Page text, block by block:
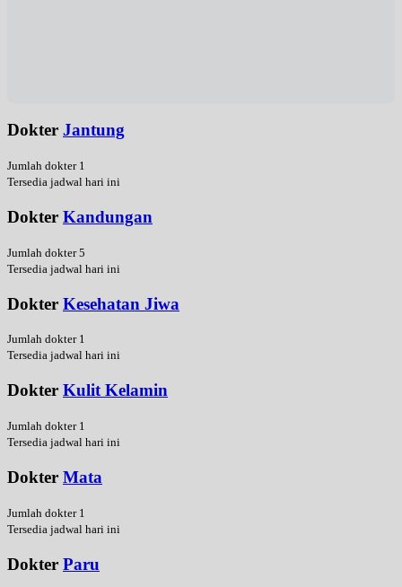
Dokter Jantung
Jumlah dokter 1
Tersedia jadwal hari ini
Dokter Kandungan
Jumlah dokter 5
Tersedia jadwal hari ini
Dokter Kesehatan Jiwa
Jumlah dokter 1
Tersedia jadwal hari ini
Dokter Kulit Kelamin
Jumlah dokter 1
Tersedia jadwal hari ini
Dokter Mata
Jumlah dokter 1
Tersedia jadwal hari ini
Dokter Paru